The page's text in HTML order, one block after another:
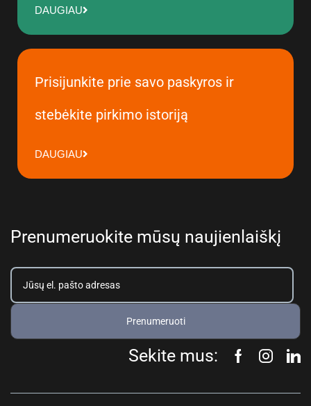
DAUGIAU
Prisijunkite prie savo paskyros ir
stebėkite pirkimo istoriją
DAUGIAU
Prenumeruokite mūsų naujienlaiškį
Prenumeruoti
Sekite mus: